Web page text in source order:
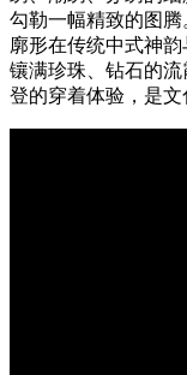
勾勒一幅精致的图腾
廓形在传统中式神
镶满珍珠、钻石的
登的穿着体验，是文